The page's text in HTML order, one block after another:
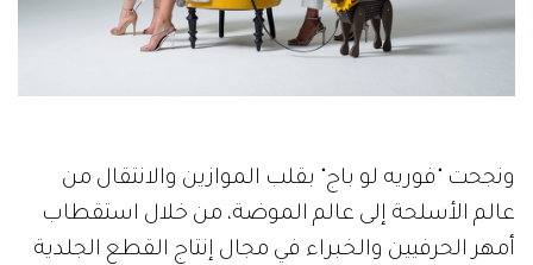
ونجحت "فوريه لو باج" بقلب الموازين والانتقال من
عالم الأسلحة إلى عالم الموضة، من خلال استقطاب
أمهر الحرفيين والخبراء في مجال إنتاج القطع الجلدية